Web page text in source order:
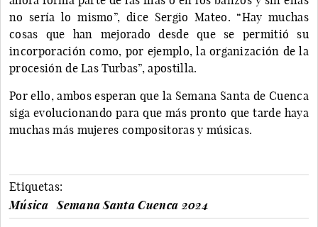
no sería lo mismo”, dice Sergio Mateo. “Hay muchas
cosas que han mejorado desde que se permitió su
incorporación como, por ejemplo, la organización de la
procesión de Las Turbas”, apostilla.
Por ello, ambos esperan que la Semana Santa de Cuenca
siga evolucionando para que más pronto que tarde haya
muchas más mujeres compositoras y músicas.
Etiquetas:
Música
Semana Santa Cuenca 2024